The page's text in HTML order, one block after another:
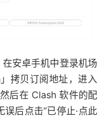
安卓手机中登录机场
拷贝订阅地址，进入
后在 Clash 软件的配
后点击“已停止·点此